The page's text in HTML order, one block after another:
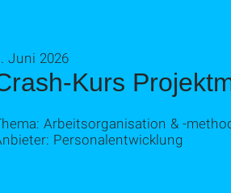
Kurs
Juni 2026
Arbeitsorganisation &
Personalentwicklung